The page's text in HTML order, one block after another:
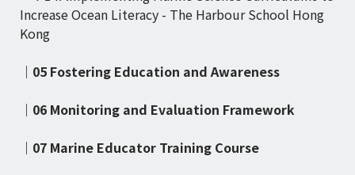
Increase Ocean Literacy - The Harbour School Hong
Kong
｜05 Fostering Education and Awareness
｜06 Monitoring and Evaluation Framework
｜07 Marine Educator Training Course